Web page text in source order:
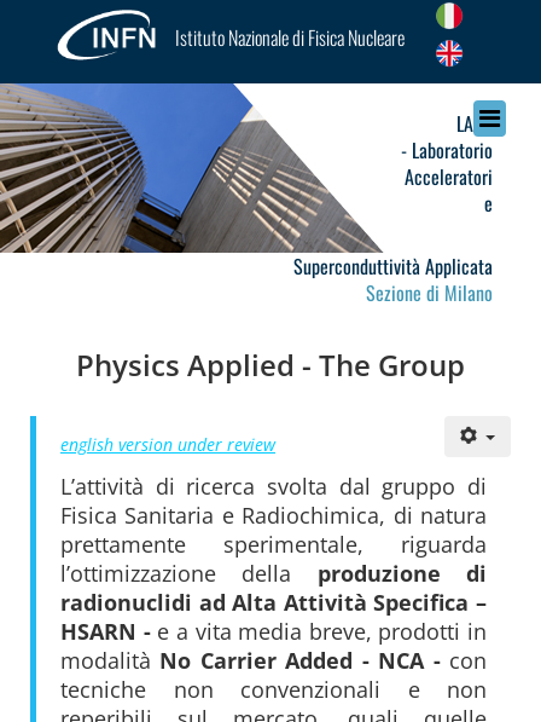
Istituto Nazionale di Fisica Nucleare
LASA
- Laboratorio
Acceleratori
e
Superconduttività Applicata
Sezione di Milano
Physics Applied - The Group
english version under review
L’attività di ricerca svolta dal gruppo di
Fisica Sanitaria e Radiochimica, di natura
prettamente sperimentale, riguarda
l’ottimizzazione della produzione di
radionuclidi ad Alta Attività Specifica –
HSARN - e a vita media breve, prodotti in
modalità No Carrier Added - NCA - con
tecniche non convenzionali e non